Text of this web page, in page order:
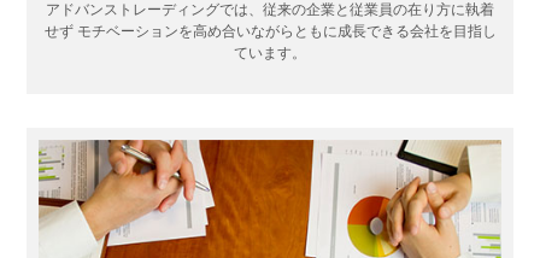
アドバンストレーディングでは、従来の企業と従業員の在り方に執着
せずモチベーションを高め合いながらともに成長できる会社を目指し
ています。